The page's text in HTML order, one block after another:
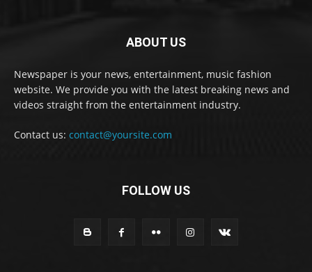
ABOUT US
Newspaper is your news, entertainment, music fashion
website. We provide you with the latest breaking news and
videos straight from the entertainment industry.
Contact us: contact@yoursite.com
FOLLOW US